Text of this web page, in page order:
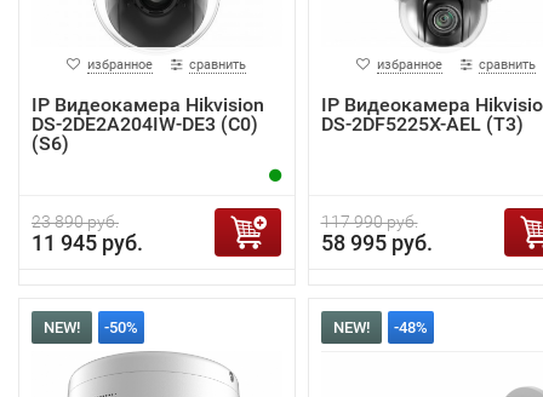
избранное сравнить
IP Видеокамера Hikvision
DS-2DE2A204IW-DE3 (C0)
(S6)
23 890 руб.
11 945 руб.
избранное сравнить
IP Видеокамера
DS-2DF5225X-AEL (T3)
117 990 руб.
58 995 руб.
NEW! -50% NEW! -48%